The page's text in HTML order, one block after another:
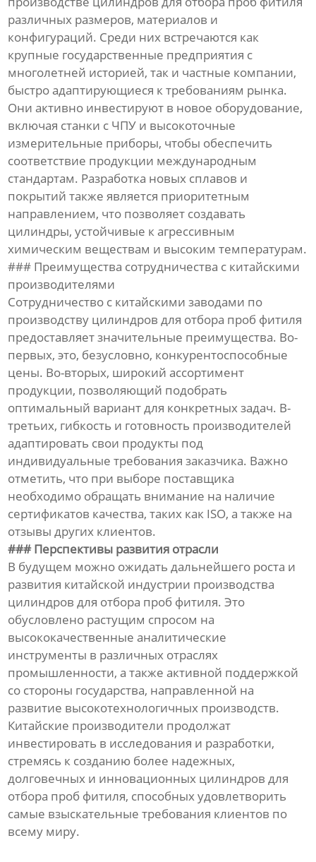
различных размеров, материалов и
конфигураций. Среди них встречаются как
крупные государственные предприятия с
многолетней историей, так и частные компании,
быстро адаптирующиеся к требованиям рынка.
Они активно инвестируют в новое оборудование,
включая станки с ЧПУ и высокоточные
измерительные приборы, чтобы обеспечить
соответствие продукции международным
стандартам. Разработка новых сплавов и
покрытий также является приоритетным
направлением, что позволяет создавать
цилиндры, устойчивые к агрессивным
химическим веществам и высоким температурам.
### Преимущества сотрудничества с китайскими
производителями
Сотрудничество с китайскими заводами по
производству цилиндров для отбора проб фитиля
предоставляет значительные преимущества. Во-
первых, это, безусловно, конкурентоспособные
цены. Во-вторых, широкий ассортимент
продукции, позволяющий подобрать
оптимальный вариант для конкретных задач. В-
третьих, гибкость и готовность производителей
адаптировать свои продукты под
индивидуальные требования заказчика. Важно
отметить, что при выборе поставщика
необходимо обращать внимание на наличие
сертификатов качества, таких как ISO, а также на
отзывы других клиентов.
### Перспективы развития отрасли
В будущем можно ожидать дальнейшего роста и
развития китайской индустрии производства
цилиндров для отбора проб фитиля. Это
обусловлено растущим спросом на
высококачественные аналитические
инструменты в различных отраслях
промышленности, а также активной поддержкой
со стороны государства, направленной на
развитие высокотехнологичных производств.
Китайские производители продолжат
инвестировать в исследования и разработки,
стремясь к созданию более надежных,
долговечных и инновационных цилиндров для
отбора проб фитиля, способных удовлетворить
самые взыскательные требования клиентов по
всему миру.